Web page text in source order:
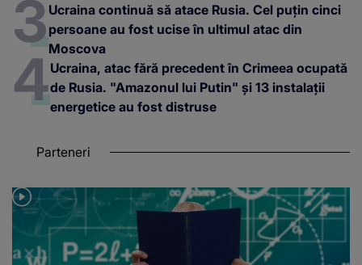
Ucraina continuă să atace Rusia. Cel puțin cinci
persoane au fost ucise în ultimul atac din
Moscova
Ucraina, atac fără precedent în Crimeea ocupată
de Rusia. "Amazonul lui Putin" și 13 instalații
energetice au fost distruse
Parteneri